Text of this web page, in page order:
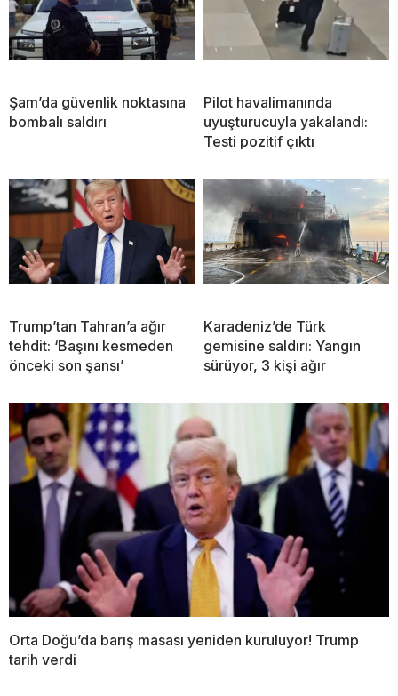
Şam’da güvenlik noktasına
bombalı saldırı
Pilot havalimanında
uyuşturucuyla yakalandı:
Testi pozitif çıktı
Trump’tan Tahran’a ağır
tehdit: ‘Başını kesmeden
önceki son şansı’
Karadeniz’de Türk
gemisine saldırı: Yangın
sürüyor, 3 kişi ağır
Orta Doğu’da barış masası yeniden kuruluyor! Trump
tarih verdi